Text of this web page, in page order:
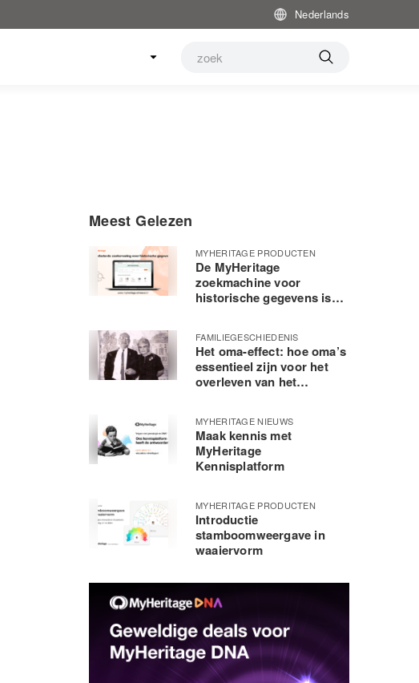
Nederlands
Meest Gelezen
MYHERITAGE PRODUCTEN
De MyHeritage
zoekmachine voor
historische gegevens is
FAMILIEGESCHIEDENIS
Het oma-effect: hoe oma’s
essentieel zijn voor het
overleven van het
MYHERITAGE NIEUWS
Maak kennis met
MyHeritage
Kennisplatform
MYHERITAGE PRODUCTEN
Introductie
stamboomweergave in
waaiervorm